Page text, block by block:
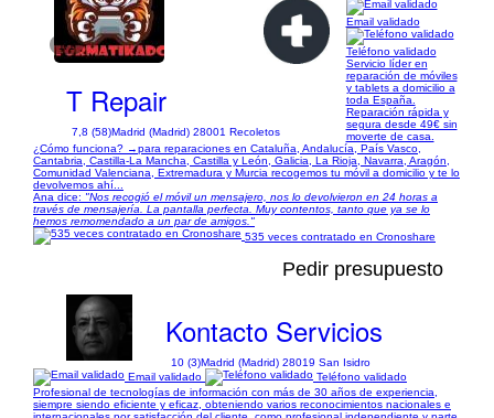
1/1
T Repair
7,8 (58)Madrid (Madrid) 28001 Recoletos
Email validado
Teléfono validado
Servicio líder en
reparación de móviles
y tablets a domicilio a
toda España.
Reparación rápida y
segura desde 49€ sin
moverte de casa.
¿Cómo funciona? →para reparaciones en Cataluña, Andalucía, País Vasco,
Cantabria, Castilla-La Mancha, Castilla y León, Galicia, La Rioja, Navarra, Aragón,
Comunidad Valenciana, Extremadura y Murcia recogemos tu móvil a domicilio y te lo
devolvemos ahí...
Ana dice: "Nos recogió el móvil un mensajero, nos lo devolvieron en 24 horas a
través de mensajería. La pantalla perfecta. Muy contentos, tanto que ya se lo
hemos remomendado a un par de amigos."
535 veces contratado en Cronoshare
Pedir presupuesto
Kontacto Servicios
10 (3)Madrid (Madrid) 28019 San Isidro
Email validado
Teléfono validado
Profesional de tecnologías de información con más de 30 años de experiencia,
siempre siendo eficiente y eficaz, obteniendo varios reconocimientos nacionales e